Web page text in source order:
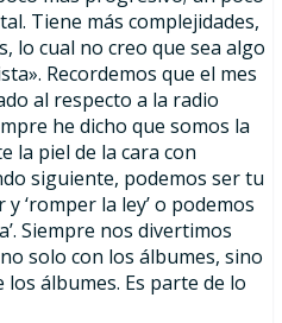
Tiene más complejidades,
lo cual no creo que sea algo
Recordemos que el mes
al respecto a la radio
he dicho que somos la
la piel de la cara con
siguiente, podemos ser tu
‘romper la ley’ o podemos
Siempre nos divertimos
solo con los álbumes, sino
álbumes. Es parte de lo